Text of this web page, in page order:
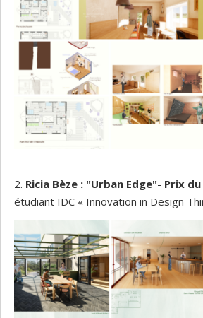
2. Ricia Bèze : "Urban Edge"- Prix
étudiant IDC « Innovation in Design